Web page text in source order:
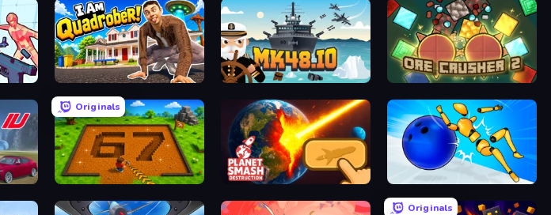
I Am Quadrober! Mk48.io OreCrusher 2
Originals
Obby: Dig Brainrots Planet Smash Destruction Playground Man! Ragdoll Show!
Originals